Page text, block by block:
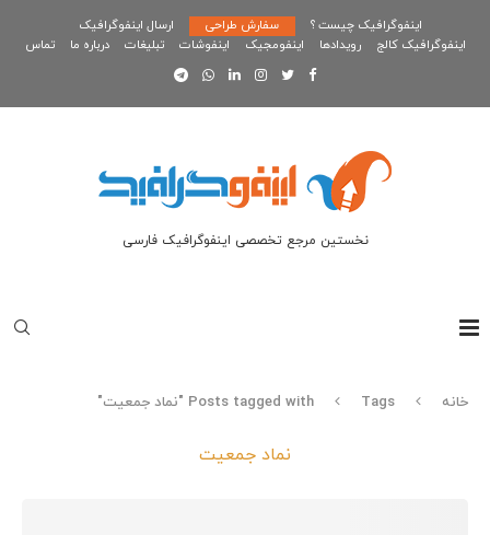
اینفوگرافیک چیست ؟ سفارش طراحی
ارسال اینفوگرافیک
اینفوگرافیک کالج
رویدادها اینفومجیک اینفوشات تبلیغات درباره ما تماس
نخستین مرجع تخصصی اینفوگرافیک فارسی
خانه Tags Posts tagged with "نماد جمعیت"
نماد جمعیت